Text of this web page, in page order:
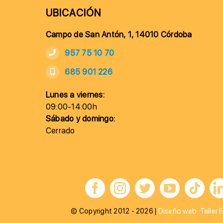
UBICACIÓN
Campo de San Antón, 1, 14010 Córdoba
957 75 10 70
685 901 226
Lunes a viernes:
09:00-14:00h
Sábado y domingo:
Cerrado
© Copyright 2012 - 2026 | Diseño web: Taller